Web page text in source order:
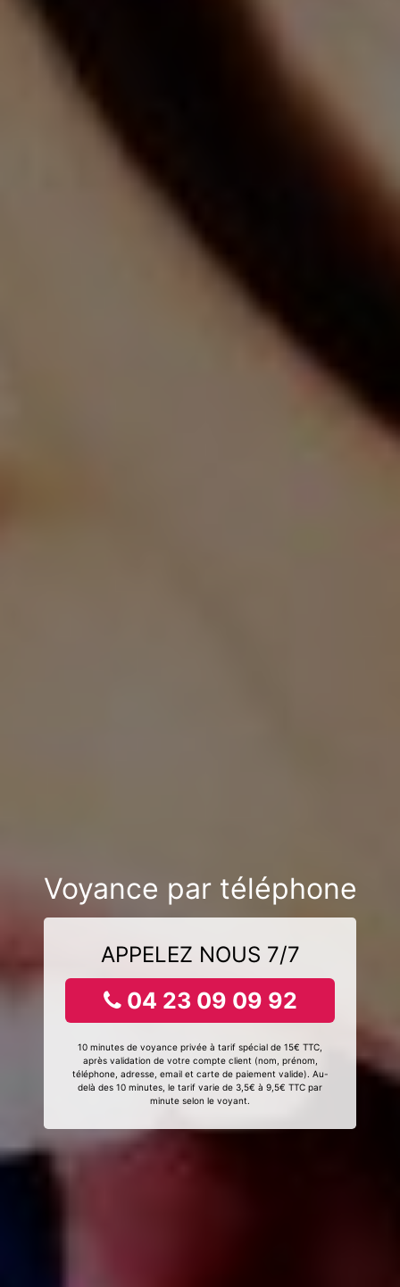
Voyance par téléphone
APPELEZ NOUS 7/7
04 23 09 09 92
10 minutes de voyance privée à tarif spécial de 15€ TTC,
après validation de votre compte client (nom, prénom,
téléphone, adresse, email et carte de paiement valide). Au-
delà des 10 minutes, le tarif varie de 3,5€ à 9,5€ TTC par
minute selon le voyant.